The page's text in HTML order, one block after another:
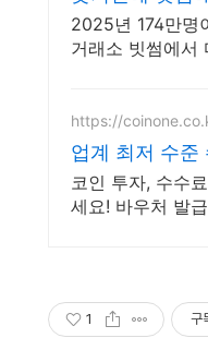
하세요 신규 가
원 혜택
2025년 174만명
거래소 빗썸에서
https://
업계 최저 수준
혜택 12년 무사
코인 투자, 수수
세요! 바우처 발
1 구